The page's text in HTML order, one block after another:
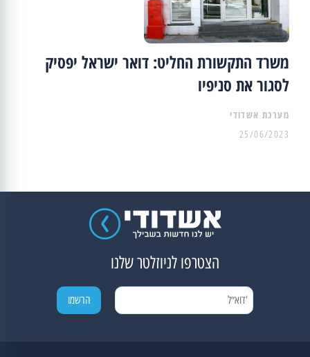
משרד התקשורת החליט: דואר ישראל יפסיק
לסגור את סניפיו
מערכת אשדודי
25/06/2023
הצטרפו לניוזלטר שלנו